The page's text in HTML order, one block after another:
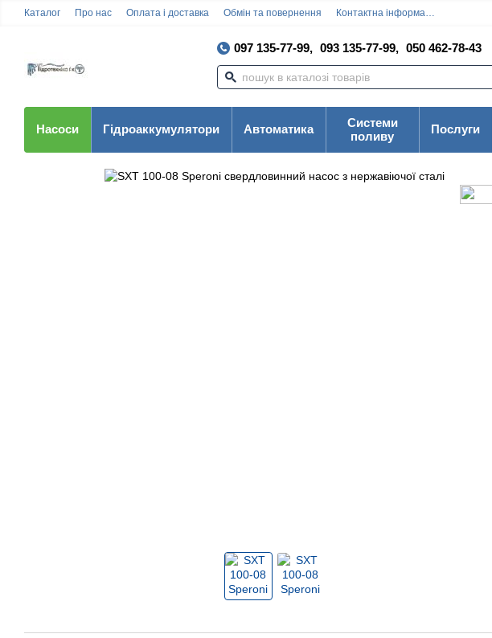
Каталог Про нас Оплата і доставка Обмін та повернення Контактна інформація
097 135-77-99, 093 135-77-99, 050 462-78-43
Насоси Гідроаккумулятори Автоматика
Системи
поливу
Послуги